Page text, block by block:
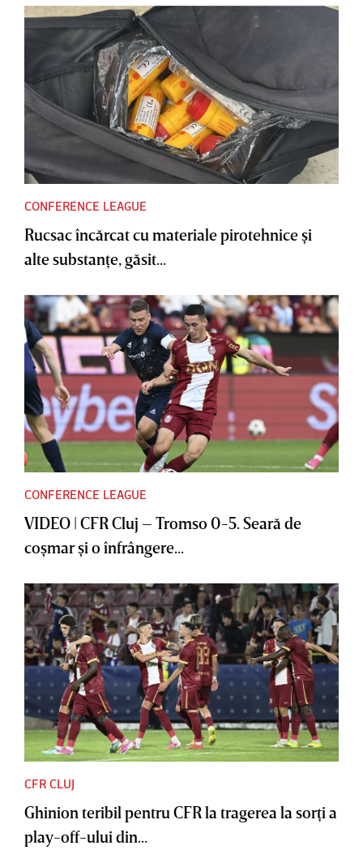
CONFERENCE LEAGUE
Rucsac încărcat cu materiale pirotehnice şi
alte substanţe, găsit...
CONFERENCE LEAGUE
VIDEO | CFR Cluj – Tromso 0-5. Seară de
coşmar şi o înfrângere...
CFR CLUJ
Ghinion teribil pentru CFR la tragerea la sorţi a
play-off-ului din...